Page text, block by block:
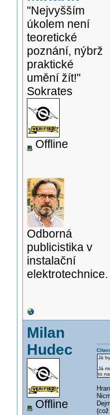
"Nejvyšším
úkolem není
teoretické
poznání, nýbrž
praktické
umění žít!"
Sokrates
Offline
Odborná
publicistika v
instalační
elektrotechnice.
Milan
Hudec
Offline
Já
Já
to